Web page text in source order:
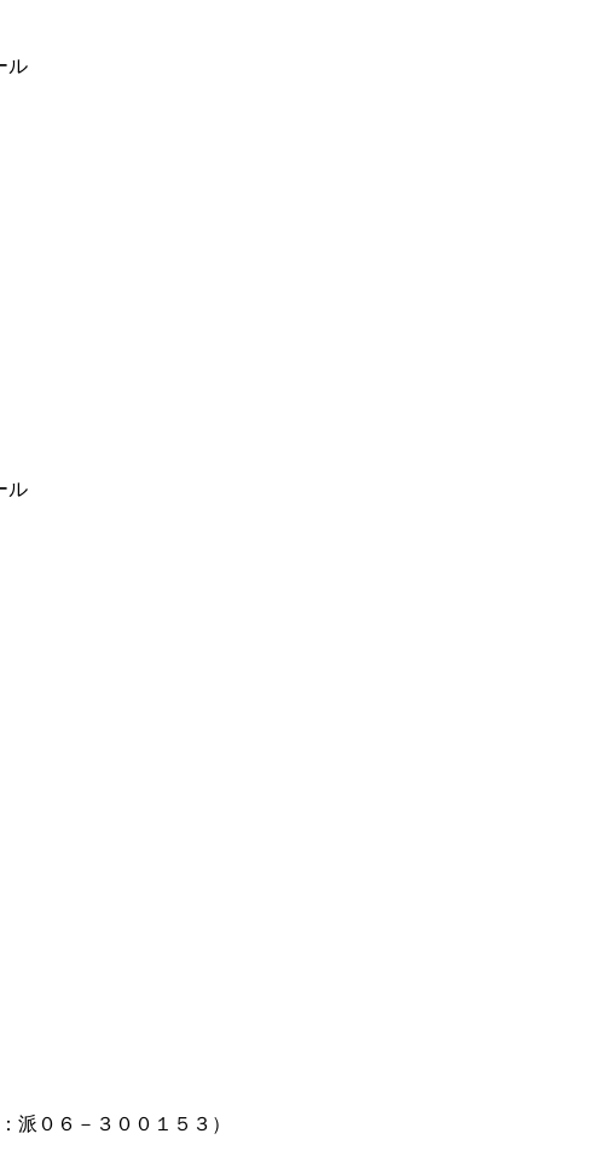
ル
ル
派０６－３００１５３）